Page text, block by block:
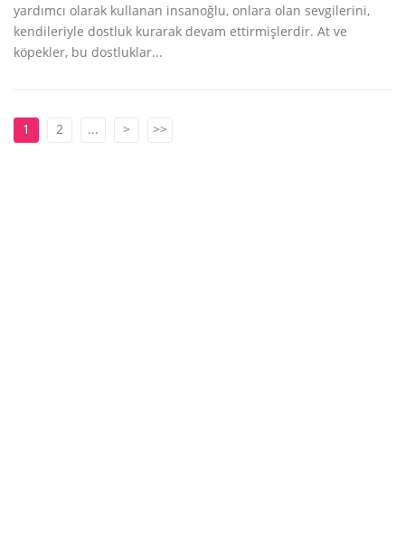
yardımcı olarak kullanan insanoğlu, onlara olan sevgilerini,
kendileriyle dostluk kurarak devam ettirmişlerdir. At ve
köpekler, bu dostluklar...
1 2 ... > >>